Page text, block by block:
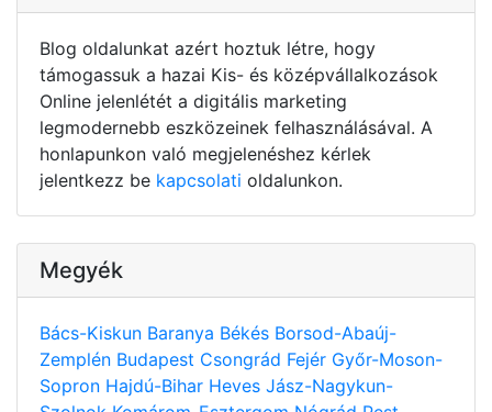
Blog oldalunkat azért hoztuk létre, hogy
támogassuk a hazai Kis- és középvállalkozások
Online jelenlétét a digitális marketing
legmodernebb eszközeinek felhasználásával. A
honlapunkon való megjelenéshez kérlek
jelentkezz be kapcsolati oldalunkon.
Megyék
Bács-Kiskun Baranya Békés Borsod-Abaúj-
Zemplén Budapest Csongrád Fejér Győr-Moson-
Sopron Hajdú-Bihar Heves Jász-Nagykun-